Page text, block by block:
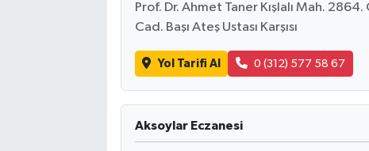
Prof. Dr. Ahmet Taner Kışlalı Mah.
Cad. Başı Ateş Ustası Karşısı
Yol Tarifi Al 0 (312) 577 58 67
Aksoylar Eczanesi